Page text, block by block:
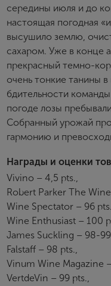
середины июля и до
настоящая погодная
высушило землю,
сахаром. Уже в конце
прекрасный темно-
очень тонкие танины
бдительности
погоде лозы
Собранный урожай
гармонию и
Награды и оценки
Vivino – 4,5 pts.,
Robert Parker The
Wine Spectator – 96
Wine Enthusiast – 100
James Suckling – 98-
Falstaff – 98 pts.,
Vinum Wine Magazine
VertdeVin – 99 pts.,